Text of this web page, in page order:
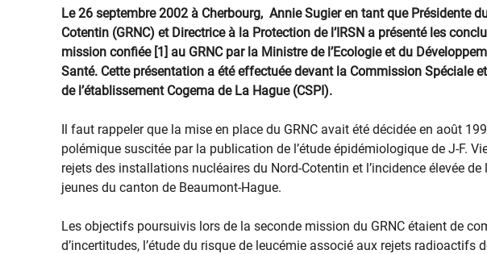
Le 26 septembre 2002 à Cherbourg, Annie Sugier en tant que Présidente
Cotentin (GRNC) et Directrice à la Protection de l’IRSN a présenté les
mission confiée [1] au GRNC par la Ministre de l’Ecologie et du
Santé. Cette présentation a été effectuée devant la Commission Spéciale
de l’établissement Cogema de La Hague (CSPI).
Il faut rappeler que la mise en place du GRNC avait été décidée en août
polémique suscitée par la publication de l’étude épidémiologique de J-F.
rejets des installations nucléaires du Nord-Cotentin et l’incidence élevée
jeunes du canton de Beaumont-Hague.
Les objectifs poursuivis lors de la seconde mission du GRNC étaient de
d’incertitudes, l’étude du risque de leucémie associé aux rejets radioactifs